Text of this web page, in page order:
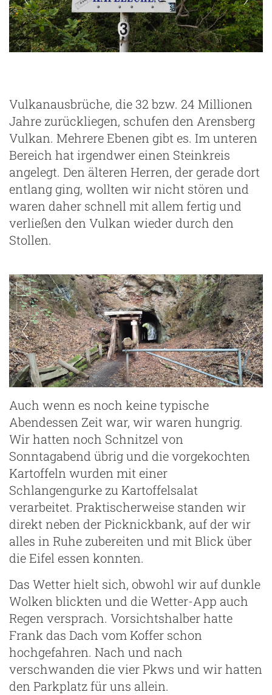
Vulkanausbrüche, die 32 bzw. 24 Millionen
Jahre zurückliegen, schufen den Arensberg
Vulkan. Mehrere Ebenen gibt es. Im unteren
Bereich hat irgendwer einen Steinkreis
angelegt. Den älteren Herren, der gerade dort
entlang ging, wollten wir nicht stören und
waren daher schnell mit allem fertig und
verließen den Vulkan wieder durch den
Stollen.
Auch wenn es noch keine typische
Abendessen Zeit war, wir waren hungrig.
Wir hatten noch Schnitzel von
Sonntagabend übrig und die vorgekochten
Kartoffeln wurden mit einer
Schlangengurke zu Kartoffelsalat
verarbeitet. Praktischerweise standen wir
direkt neben der Picknickbank, auf der wir
alles in Ruhe zubereiten und mit Blick über
die Eifel essen konnten.
Das Wetter hielt sich, obwohl wir auf dunkle
Wolken blickten und die Wetter-App auch
Regen versprach. Vorsichtshalber hatte
Frank das Dach vom Koffer schon
hochgefahren. Nach und nach
verschwanden die vier Pkws und wir hatten
den Parkplatz für uns allein.